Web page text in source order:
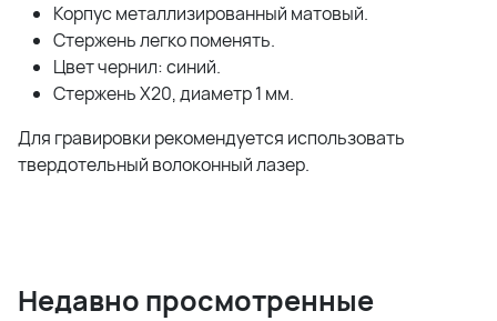
Корпус металлизированный матовый.
Стержень легко поменять.
Цвет чернил: синий.
Стержень Х20, диаметр 1 мм.
Для гравировки рекомендуется использовать
твердотельный волоконный лазер.
Недавно просмотренные